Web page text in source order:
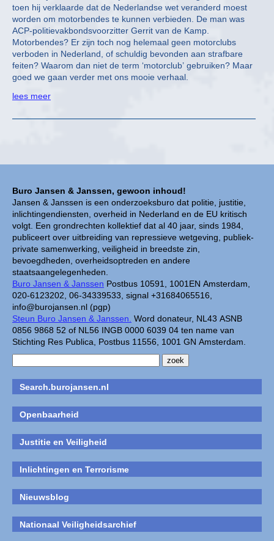
Buro Jansen & Janssen, gewoon inhoud!
Jansen & Janssen is een onderzoeksburo dat politie, justitie,
inlichtingendiensten, overheid in Nederland en de EU kritisch
volgt. Een grondrechten kollektief dat al 40 jaar, sinds 1984,
publiceert over uitbreiding van repressieve wetgeving, publiek-
private samenwerking, veiligheid in breedste zin,
bevoegdheden, overheidsoptreden en andere
staatsaangelegenheden.
Buro Jansen & Janssen Postbus 10591, 1001EN Amsterdam,
020-6123202, 06-34339533, signal +31684065516,
info@burojansen.nl (pgp)
Steun Buro Jansen & Janssen. Word donateur, NL43 ASNB
0856 9868 52 of NL56 INGB 0000 6039 04 ten name van
Stichting Res Publica, Postbus 11556, 1001 GN Amsterdam.
Search.burojansen.nl
Openbaarheid
Justitie en Veiligheid
Inlichtingen en Terrorisme
Nieuwsblog
Nationaal Veiligheidsarchief
toen hij verklaarde dat de Nederlandse wet veranderd moest
worden om motorbendes te kunnen verbieden. De man was
ACP-politievakbondsvoorzitter Gerrit van de Kamp.
Motorbendes? Er zijn toch nog helemaal geen motorclubs
verboden in Nederland, of schuldig bevonden aan strafbare
feiten? Waarom dan niet de term ‘motorclub’ gebruiken? Maar
goed we gaan verder met ons mooie verhaal.
lees meer